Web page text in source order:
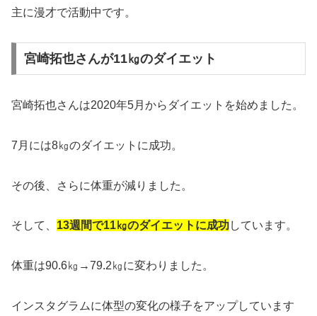
主に漫才で活動中です。
宮崎拓也さんが11㎏のダイエット
宮崎拓也さんは2020年5月からダイエットを始めました。
7月には8㎏のダイエットに成功。
その後、さらに体重が減りました。
そして、 13週間で11㎏のダイエットに成功しています。
体重は90.6㎏→79.2㎏に変わりました。
インスタグラムに体型の変化の様子をアップしています